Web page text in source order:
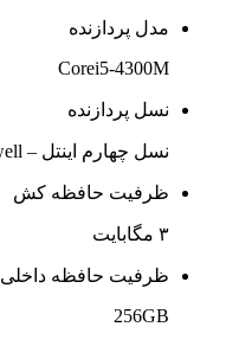
مدل پردازنده
Corei5-4300M
نسل پردازنده
نسل چهارم اینتل – Haswell
ظرفیت حافظه کش
۳ مگابایت
ظرفیت حافظه داخلی
256GB